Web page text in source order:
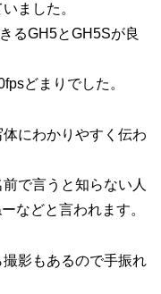
ました。
GH5とGH5Sが良
どまりでした。
にわかりやすく伝わ
で言うと知らない人
などと言われます。
影もあるので手振れ